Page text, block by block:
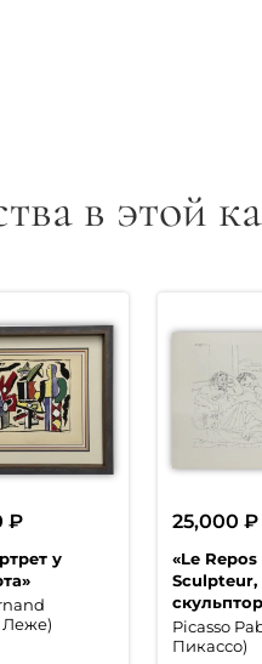
в этой
у
₽
«Le Repos
Picasso
Пикассо)
25,000 ₽